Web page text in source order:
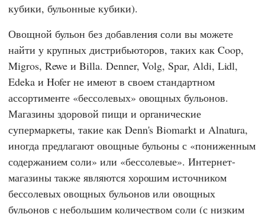
кубики, бульонные кубики).
Овощной бульон без добавления соли вы можете
найти у крупных дистрибьюторов, таких как Coop,
Migros, Rewe иBilla. Denner,Volg,Spar, Aldi, Lidl,
Edekaи Hofer не имеют в своем стандартном
ассортименте «бессолевых» овощных бульонов.
Магазины здоровой пищи и органические
супермаркеты, такие как Denn's Biomarktи Alnatura,
иногда предлагают овощные бульоны с «пониженным
содержанием соли» или «бессолевые». Интернет-
магазины также являются хорошим источником
бессолевых овощных бульонов или овощных
бульонов с небольшим количеством соли (с низким